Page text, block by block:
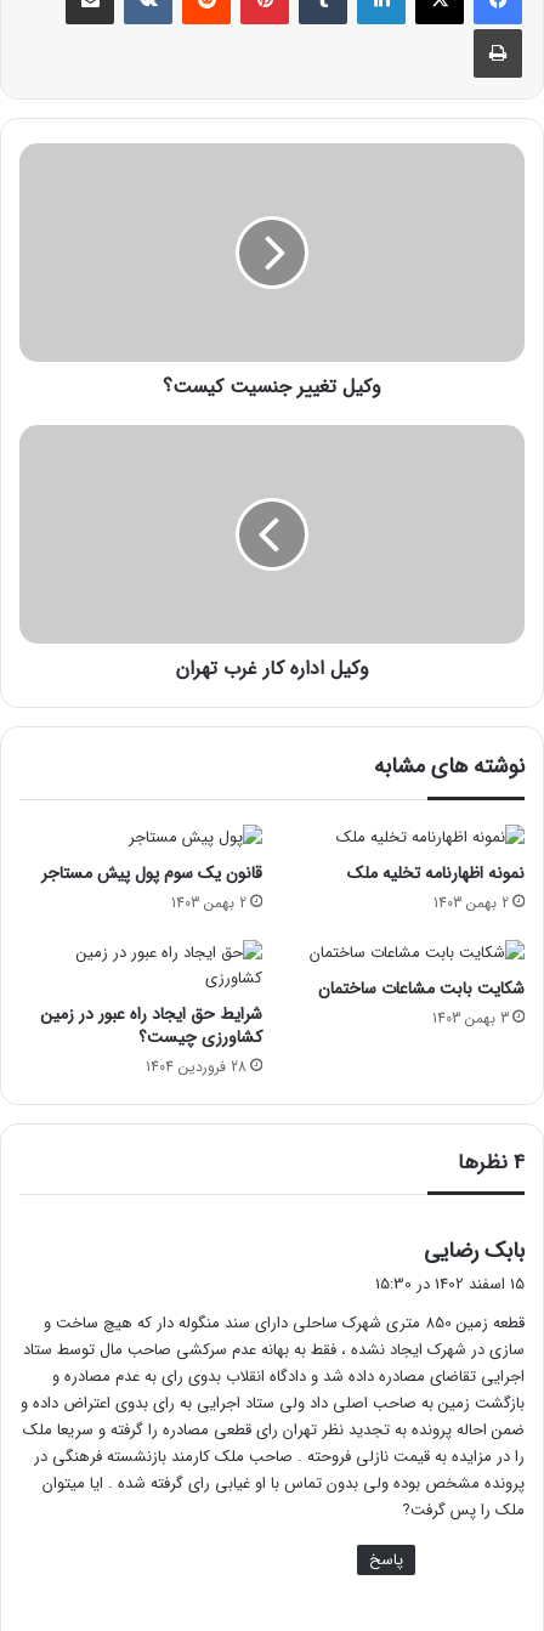
وکیل تغییر جنسیت کیست؟
وکیل اداره کار غرب تهران
نوشته های مشابه
نمونه اظهارنامه تخلیه ملک
2 بهمن 1403
قانون یک سوم پول پیش مستاجر
2 بهمن 1403
شکایت بابت مشاعات ساختمان
3 بهمن 1403
شرایط حق ایجاد راه عبور در زمین
کشاورزی چیست؟
28 فروردین 1404
‫4 نظرها
بابک رضایی
ت
15 اسفند 1402 در 15:30
قطعه زمین 850 متری شهرک ساحلی دارای سند منگوله دار که هیچ ساخت و
سازی در شهرک ایجاد نشده ، فقط به بهانه عدم سرکشی صاحب مال توسط ستاد
اجرایی تقاضای مصادره داده شد و دادگاه انقلاب بدوی رای به عدم مصادره و
بازگشت زمین به صاحب اصلی داد ولی ستاد اجرایی به رای بدوی اعتراض داده و
ضمن احاله پرونده به تجدید نظر تهران رای قطعی مصادره را گرفته و سریعا ملک
را در مزایده به قیمت نازلی فروحته . صاحب ملک کارمند بازنشسته فرهنگی در
پرونده مشخص بوده ولی بدون تماس با او غیابی رای گرفته شده . ایا میتوان
ملک را پس گرفت?
پاسخ